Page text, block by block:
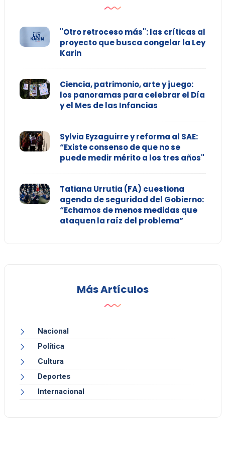
"Otro retroceso más": las críticas al
proyecto que busca congelar la Ley
Karin
Ciencia, patrimonio, arte y juego:
los panoramas para celebrar el Día
y el Mes de las Infancias
Sylvia Eyzaguirre y reforma al SAE:
“Existe consenso de que no se
puede medir mérito a los tres años"
Tatiana Urrutia (FA) cuestiona
agenda de seguridad del Gobierno:
“Echamos de menos medidas que
ataquen la raíz del problema”
Más Artículos
Nacional
Política
Cultura
Deportes
Internacional